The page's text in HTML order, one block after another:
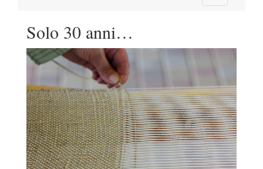
Solo 30 anni…